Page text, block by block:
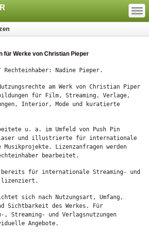
—
—
—
für Werke von Christian Pieper
Nadine Pieper.
am Werk von Christian Piper
für Film, Streaming, Verlage,
Interior, Mode und kuratierte
u. a. im Umfeld von Push Pin
und illustrierte für internationale
Musikprojekte. Lizenzanfragen werden
bearbeitet.
bereits für internationale Streaming- und
lizenziert.
sich nach Nutzungsart, Umfang,
Sichtbarkeit des Werkes. Für
Streaming- und Verlagsnutzungen
Angebote.